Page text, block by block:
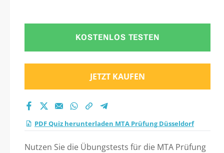
KOSTENLOS TESTEN
JETZT KAUFEN
PDF Quiz herunterladen MTA Prüfung Düsseldorf
Nutzen Sie die Übungstests für die MTA Prüfung